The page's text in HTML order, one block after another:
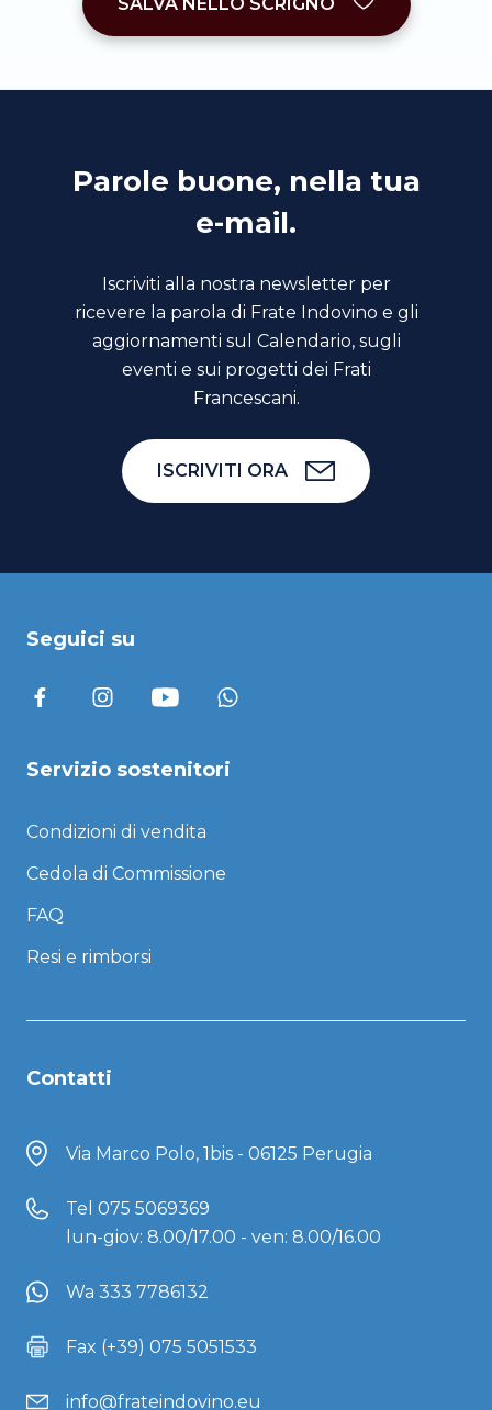
Parole buone, nella tua
e-mail.
Iscriviti alla nostra newsletter per
ricevere la parola di Frate Indovino e gli
aggiornamenti sul Calendario, sugli
eventi e sui progetti dei Frati
Francescani.
ISCRIVITI ORA
Seguici su
Servizio sostenitori
Condizioni di vendita
Cedola di Commissione
FAQ
Resi e rimborsi
Contatti
Via Marco Polo, 1bis - 06125 Perugia
Tel 075 5069369
lun-giov: 8.00/17.00 - ven: 8.00/16.00
Wa 333 7786132
Fax (+39) 075 5051533
info@frateindovino.eu